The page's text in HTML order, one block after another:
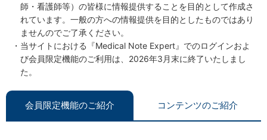
師・看護師等）の皆様に情報提供することを目的として作成さ
れています。一般の方への情報提供を目的としたものではあり
ませんのでご了承ください。
当サイトにおける『Medical Note Expert』でのログインおよ
び会員限定機能のご利用は、2026年3月末に終了いたしまし
た。
会員限定機能のご紹介 コンテンツのご紹介